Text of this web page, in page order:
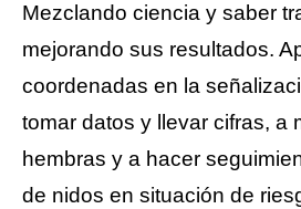
Mezclando ciencia y saber
mejorando sus resultados.
coordenadas en la
tomar datos y llevar cifras, a
hembras y a hacer
de nidos en situación de